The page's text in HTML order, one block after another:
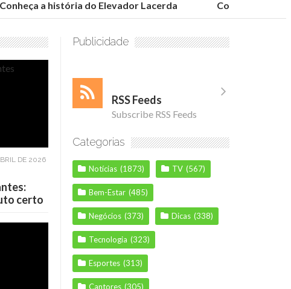
a história do Elevador Lacerda Conheça as
DE 2026
certo
Publicidade
RSS Feeds
Subscribe RSS Feeds
Categorias
Notícias (1873) TV (567)
Bem-Estar (485)
Negócios (373) Dicas (338)
Tecnologia (323)
Esportes (313)
Cantores (305)